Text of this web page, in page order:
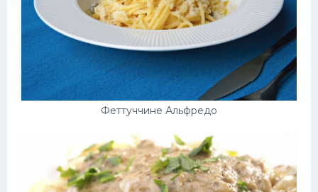
Феттуччине Альфредо